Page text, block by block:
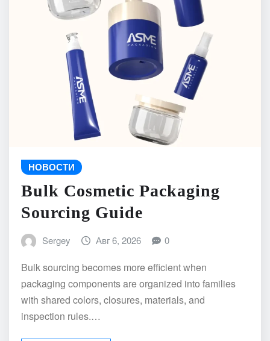
НОВОСТИ
Bulk Cosmetic Packaging
Sourcing Guide
Sergey Авг 6, 2026 0
Bulk sourcing becomes more efficient when
packaging components are organized into families
with shared colors, closures, materials, and
inspection rules.…